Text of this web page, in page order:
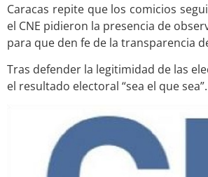
Caracas repite que los comicios
el CNE pidieron la presencia de
para que den fe de la transparencia
Tras defender la legitimidad de las
el resultado electoral “sea el que sea”.